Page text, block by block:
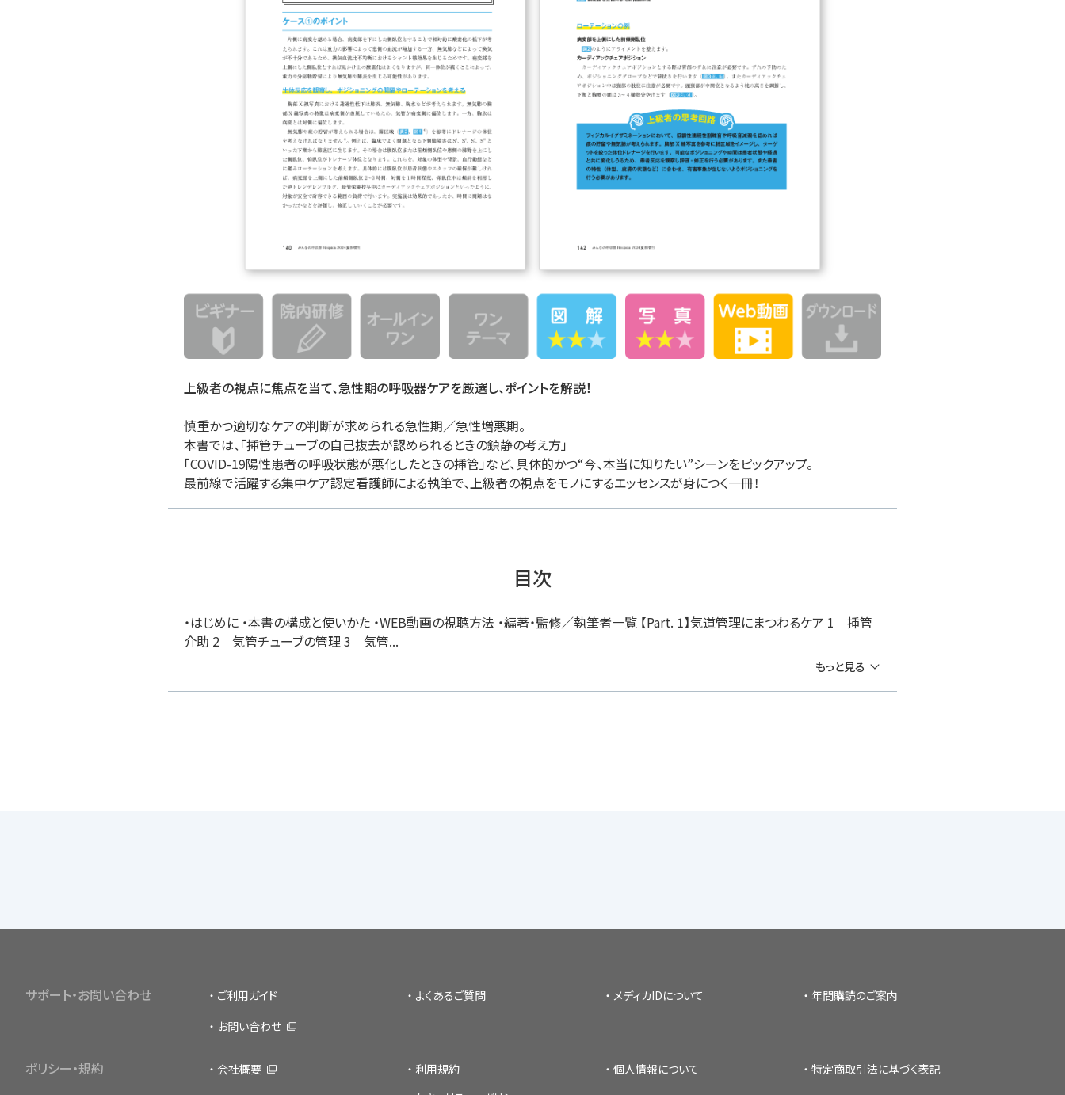
上級者の視点に焦点を当て、急性期の呼吸器ケアを厳選し、ポイントを解説！
慎重かつ適切なケアの判断が求められる急性期／急性増悪期。
本書では、「挿管チューブの自己抜去が認められるときの鎮静の考え方」
「COVID-19陽性患者の呼吸状態が悪化したときの挿管」など、具体的かつ“今、本当に知りたい”シーンをピックアップ。
最前線で活躍する集中ケア認定看護師による執筆で、上級者の視点をモノにするエッセンスが身につく一冊！
目次
・はじめに ・本書の構成と使いかた ・WEB動画の視聴方法 ・編著・監修／執筆者一覧 【Part. 1】気道管理にまつわるケア 1 挿管
介助 2 気管チューブの管理 3 気管...
もっと見る
サポート・お問い合わせ ご利用ガイド よくあるご質問 メディカIDについて
年間購読のご案内
お問い合わせ
ポリシー・規約 会社概要 利用規約 個人情報について
特定商取引法に基づく表記